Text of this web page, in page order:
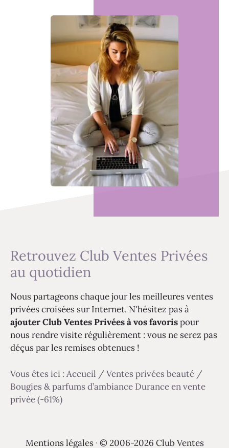
Retrouvez Club Ventes Privées
au quotidien
Nous partageons chaque jour les meilleures ventes
privées croisées sur Internet. N'hésitez pas à
ajouter Club Ventes Privées à vos favorispour
nous rendre visite régulièrement : vous ne serez pas
déçus par les remises obtenues !
Vous êtes ici : Accueil / Ventes privées beauté /
Bougies & parfums d’ambiance Durance en vente
privée (-61%)
Mentions légales · © 2006-2026 Club Ventes